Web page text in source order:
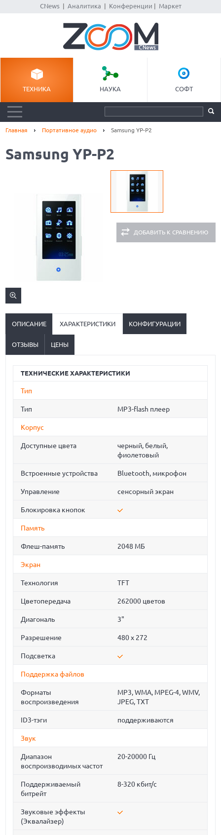
CNews| Аналитика Конференции Маркет
ТЕХНИКА НАУКА СОФТ
Главная Портативное аудио Samsung YP-P2
Samsung YP-P2
ДОБАВИТЬ К СРАВНЕНИЮ
ОПИСАНИЕ ХАРАКТЕРИСТИКИ КОНФИГУРАЦИИ
ОТЗЫВЫ ЦЕНЫ
ТЕХНИЧЕСКИЕ ХАРАКТЕРИСТИКИ
Тип
Тип MP3-flash плеер
Корпус
Доступные цвета
черный, белый,
фиолетовый
Встроенные устройства Bluetooth, микрофон
Управление сенсорный экран
Блокировка кнопок
Память
Флеш-память 2048 МБ
Экран
Технология TFT
Цветопередача 262000 цветов
Диагональ 3"
Разрешение 480 x 272
Подсветка
Поддержка файлов
Форматы
воспроизведения
MP3, WMA, MPEG-4, WMV,
JPEG, TXT
ID3-тэги поддерживаются
Звук
Диапазон
воспроизводимых частот
20-20000 Гц
Поддерживаемый
битрейт
8-320 кбит/с
Звуковые эффекты
(Эквалайзер)